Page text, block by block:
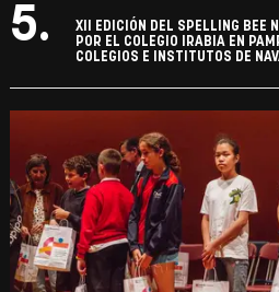
5.
XII EDICIÓN DEL SPELLING BEE
POR EL COLEGIO IRABIA EN
COLEGIOS E INSTITUTOS DE